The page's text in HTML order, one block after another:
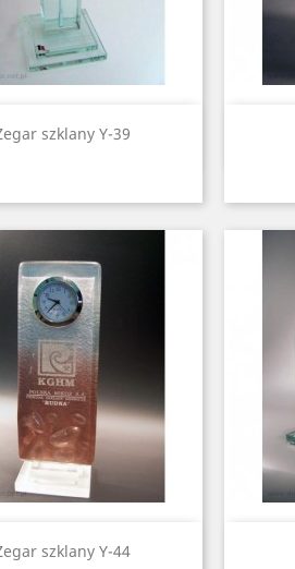
szklany Y-39
Quick view
szklany Y-44
Quick view